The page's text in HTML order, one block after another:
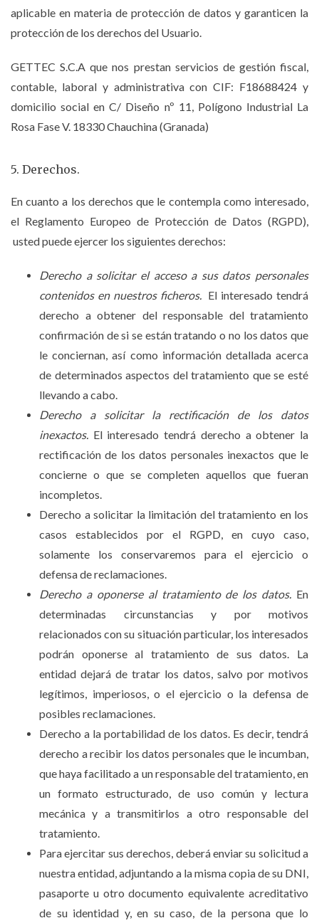
aplicable en materia de protección de datos y garanticen la
protección de los derechos del Usuario.
GETTEC S.C.A que nos prestan servicios de gestión fiscal,
contable, laboral y administrativa con CIF: F18688424 y
domicilio social en C/ Diseño nº 11, Polígono Industrial La
Rosa Fase V. 18330 Chauchina (Granada)
5. Derechos.
En cuanto a los derechos que le contempla como interesado,
el Reglamento Europeo de Protección de Datos (RGPD),
usted puede ejercer los siguientes derechos:
Derecho a solicitar el acceso a sus datos personales
contenidos en nuestros ficheros. El interesado tendrá
derecho a obtener del responsable del tratamiento
confirmación de si se están tratando o no los datos que
le conciernan, así como información detallada acerca
de determinados aspectos del tratamiento que se esté
llevando a cabo.
Derecho a solicitar la rectificación de los datos
inexactos. El interesado tendrá derecho a obtener la
rectificación de los datos personales inexactos que le
concierne o que se completen aquellos que fueran
incompletos.
Derecho a solicitar la limitación del tratamiento en los
casos establecidos por el RGPD, en cuyo caso,
solamente los conservaremos para el ejercicio o
defensa de reclamaciones.
Derecho a oponerse al tratamiento de los datos. En
determinadas circunstancias y por motivos
relacionados con su situación particular, los interesados
podrán oponerse al tratamiento de sus datos. La
entidad dejará de tratar los datos, salvo por motivos
legítimos, imperiosos, o el ejercicio o la defensa de
posibles reclamaciones.
Derecho a la portabilidad de los datos. Es decir, tendrá
derecho a recibir los datos personales que le incumban,
que haya facilitado a un responsable del tratamiento, en
un formato estructurado, de uso común y lectura
mecánica y a transmitirlos a otro responsable del
tratamiento.
Para ejercitar sus derechos, deberá enviar su solicitud a
nuestra entidad, adjuntando a la misma copia de su DNI,
pasaporte u otro documento equivalente acreditativo
de su identidad y, en su caso, de la persona que lo